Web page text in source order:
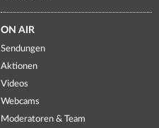
ON AIR
Sendungen
Aktionen
Videos
Webcams
Moderatoren & Team